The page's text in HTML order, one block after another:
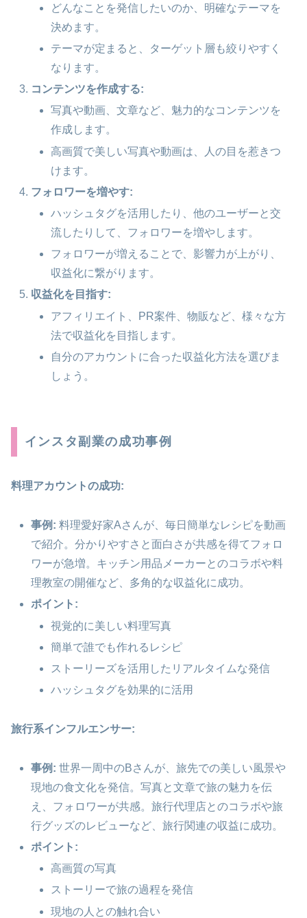
どんなことを発信したいのか、明確なテーマを
決めます。
テーマが定まると、ターゲット層も絞りやすく
なります。
コンテンツを作成する:
写真や動画、文章など、魅力的なコンテンツを
作成します。
高画質で美しい写真や動画は、人の目を惹きつ
けます。
フォロワーを増やす:
ハッシュタグを活用したり、他のユーザーと交
流したりして、フォロワーを増やします。
フォロワーが増えることで、影響力が上がり、
収益化に繋がります。
収益化を目指す:
アフィリエイト、PR案件、物販など、様々な方
法で収益化を目指します。
自分のアカウントに合った収益化方法を選びま
しょう。
インスタ副業の成功事例
料理アカウントの成功:
事例: 料理愛好家Aさんが、毎日簡単なレシピを動画
で紹介。分かりやすさと面白さが共感を得てフォロ
ワーが急増。キッチン用品メーカーとのコラボや料
理教室の開催など、多角的な収益化に成功。
ポイント:
視覚的に美しい料理写真
簡単で誰でも作れるレシピ
ストーリーズを活用したリアルタイムな発信
ハッシュタグを効果的に活用
旅行系インフルエンサー:
事例: 世界一周中のBさんが、旅先での美しい風景や
現地の食文化を発信。写真と文章で旅の魅力を伝
え、フォロワーが共感。旅行代理店とのコラボや旅
行グッズのレビューなど、旅行関連の収益に成功。
ポイント:
高画質の写真
ストーリーで旅の過程を発信
現地の人との触れ合い